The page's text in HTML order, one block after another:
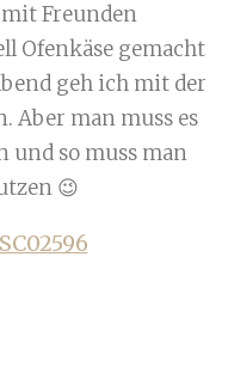
Freunden
Ofenkäse gemacht
geh ich mit der
Aber man muss es
und so muss man
😉